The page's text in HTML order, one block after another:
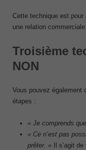
Cette technique est
une relation
Troisième
NON
Vous pouvez également
étapes :
« Je comprends
« Ce n’est pas
prêter. » Il s’agit de